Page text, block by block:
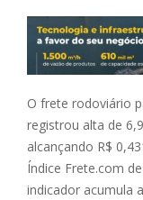
O frete rodoviário
registrou alta de
alcançando R$
Índice Frete.com
indicador acumula